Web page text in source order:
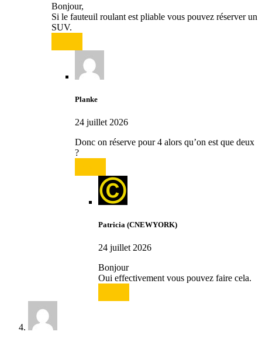
Bonjour,
Si le fauteuil roulant est pliable vous pouvez réserver un
SUV.
Planke
24 juillet 2026
Donc on réserve pour 4 alors qu’on est que deux
?
Patricia (CNEWYORK)
24 juillet 2026
Bonjour
Oui effectivement vous pouvez faire cela.